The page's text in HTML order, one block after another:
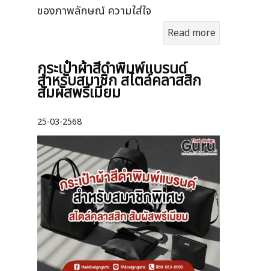
ของภาพลักษณ์ ความใส่ใจ
Read more
กระเป๋าผ้าสีดำพิมพ์แบรนด์
สำหรับสมาชิก สไตล์คลาสสิก
สัมผัสพรีเมียม
25-03-2568